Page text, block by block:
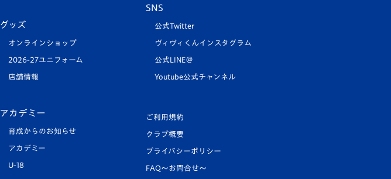
グッズ
オンラインショップ
2026-27ユニフォーム
店舗情報
アカデミー
育成からのお知らせ
アカデミー
U-18
SNS
公式Twitter
ヴィヴィくんインスタグラム
公式LINE＠
Youtube公式チャンネル
ご利用規約
クラブ概要
プライバシーポリシー
FAQ〜お問合せ〜